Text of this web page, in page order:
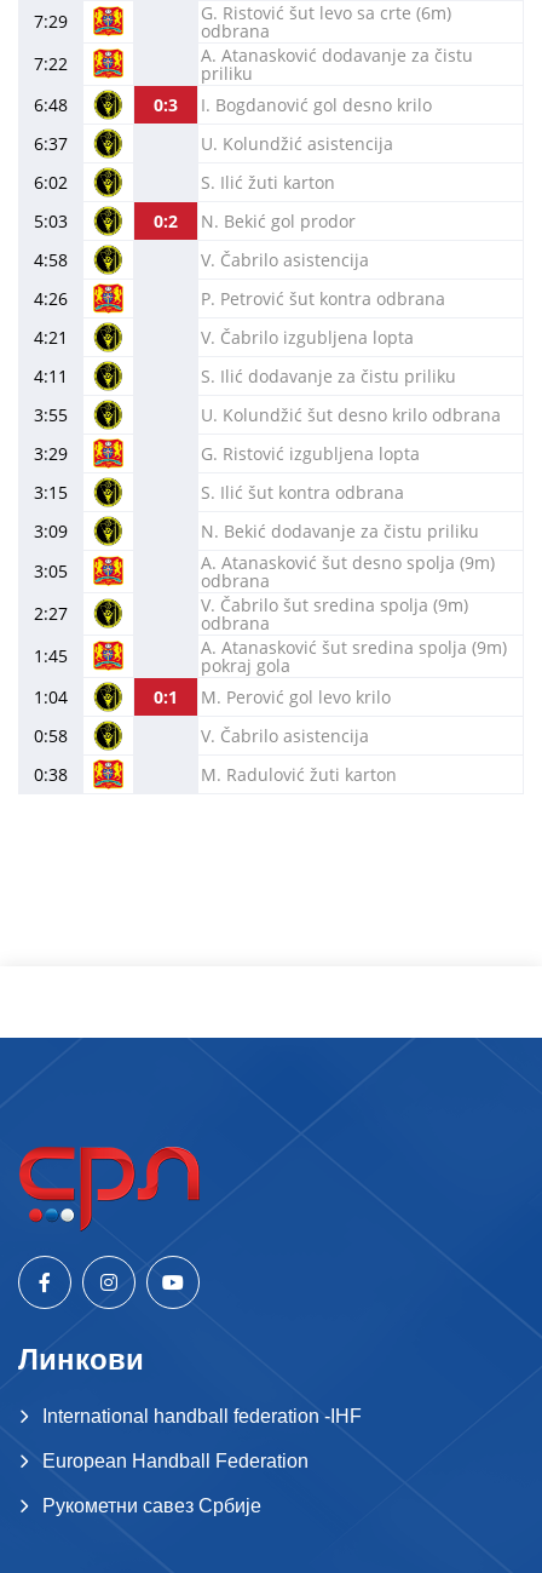
7:29
G. Ristović šut levo sa crte (6m)
odbrana
7:22
A. Atanasković dodavanje za čistu
priliku
6:48
0:3
I. Bogdanović gol desno krilo
6:37
U. Kolundžić asistencija
6:02
S. Ilić žuti karton
5:03
0:2
N. Bekić gol prodor
4:58
V. Čabrilo asistencija
4:26
P. Petrović šut kontra odbrana
4:21
V. Čabrilo izgubljena lopta
4:11
S. Ilić dodavanje za čistu priliku
3:55
U. Kolundžić šut desno krilo odbrana
3:29
G. Ristović izgubljena lopta
3:15
S. Ilić šut kontra odbrana
3:09
N. Bekić dodavanje za čistu priliku
3:05
A. Atanasković šut desno spolja (9m)
odbrana
2:27
V. Čabrilo šut sredina spolja (9m)
odbrana
1:45
A. Atanasković šut sredina spolja (9m)
pokraj gola
1:04
0:1
M. Perović gol levo krilo
0:58
V. Čabrilo asistencija
0:38
M. Radulović žuti karton
Линкови
International handball federation -IHF
European Handball Federation
Рукометни савез Србије